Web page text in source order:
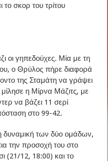
το σκορ του τρίτου
οι γηπεδούχες. Μία με τη
ο Θρύλος πήρε διαφορά
της Σταμάτη να γράψει
η Μίρνα Μάζιτς, με
να βάζει 11 σερί
στο 99-42.
δυναμική των δύο ομάδων,
την προσοχή του στο
(21/12, 18:00) και το